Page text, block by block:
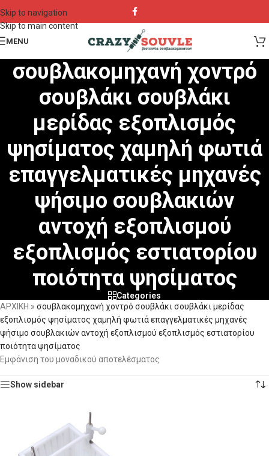
Skip to navigation
Skip to main content
MENU
σουβλακομηχανή χοντρό
σουβλάκι σουβλάκι
μερίδας εξοπλισμός
ψησίματος χαμηλή φωτιά
επαγγελματικές μηχανές
ψήσιμο σουβλακιών
αντοχή εξοπλισμού
εξοπλισμός εστιατορίου
ποιότητα ψησίματος
Categories
ΑΡΧΙΚΗ » σουβλακομηχανή χοντρό σουβλάκι σουβλάκι μερίδας
εξοπλισμός ψησίματος χαμηλή φωτιά επαγγελματικές μηχανές
ψήσιμο σουβλακιών αντοχή εξοπλισμού εξοπλισμός εστιατορίου
ποιότητα ψησίματος
Εμφάνιση του μοναδικού αποτελέσματος
Show sidebar